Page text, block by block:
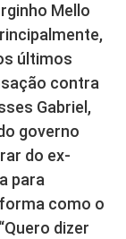
Mello
últimos
contra
Gabriel,
governo
do ex-
para
como o
dizer